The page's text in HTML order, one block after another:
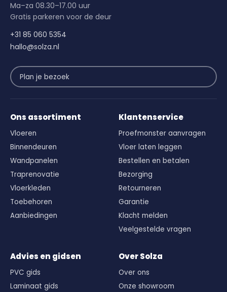
Ma–za 08.30–17.00 uur
Gratis parkeren voor de deur
+31 85 060 5354
hallo@solza.nl
Plan je bezoek
Ons assortiment
Vloeren
Binnendeuren
Wandpanelen
Traprenovatie
Vloerkleden
Toebehoren
Aanbiedingen
Klantenservice
Proefmonster aanvragen
Vloer laten leggen
Bestellen en betalen
Bezorging
Retourneren
Garantie
Klacht melden
Veelgestelde vragen
Advies en gidsen
PVC gids
Laminaat gids
Over Solza
Over ons
Onze showroom